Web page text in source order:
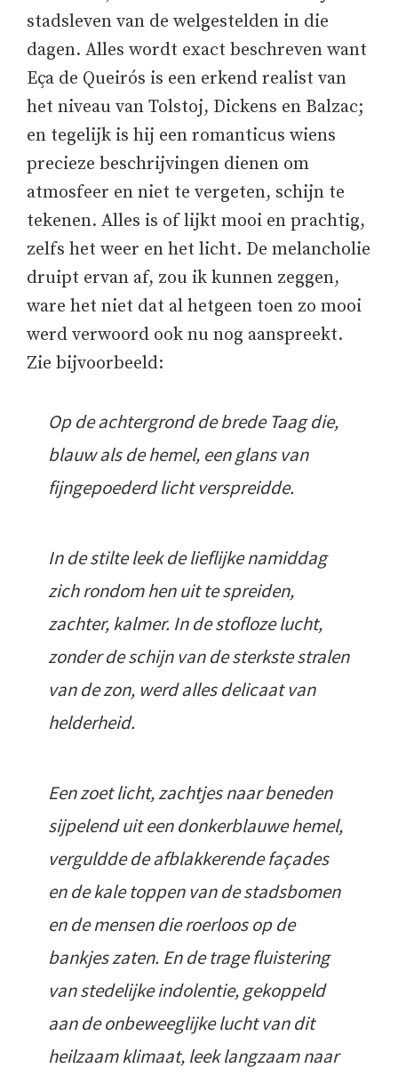
stadsleven van de welgestelden in die
dagen. Alles wordt exact beschreven want
Eça de Queirós is een erkend realist van
het niveau van Tolstoj, Dickens en Balzac;
en tegelijk is hij een romanticus wiens
precieze beschrijvingen dienen om
atmosfeer en niet te vergeten, schijn te
tekenen. Alles is of lijkt mooi en prachtig,
zelfs het weer en het licht. De melancholie
druipt ervan af, zou ik kunnen zeggen,
ware het niet dat al hetgeen toen zo mooi
werd verwoord ook nu nog aanspreekt.
Zie bijvoorbeeld:
Op de achtergrond de brede Taag die,
blauw als de hemel, een glans van
fijngepoederd licht verspreidde.
In de stilte leek de lieflijke namiddag
zich rondom hen uit te spreiden,
zachter, kalmer. In de stofloze lucht,
zonder de schijn van de sterkste stralen
van de zon, werd alles delicaat van
helderheid.
Een zoet licht, zachtjes naar beneden
sijpelend uit een donkerblauwe hemel,
verguldde de afblakkerende façades
en de kale toppen van de stadsbomen
en de mensen die roerloos op de
bankjes zaten. En de trage fluistering
van stedelijke indolentie, gekoppeld
aan de onbeweeglijke lucht van dit
heilzaam klimaat, leek langzaam naar